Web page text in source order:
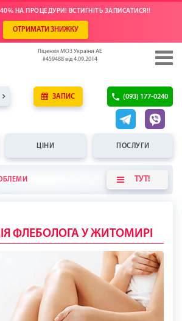
НА ПРОЦЕДУРИ! ВСТИГНІТЬ ЗАПИСАТИСЯ!!
ОТРИМАТИ ЗНИЖКУ
Ліцензія МОЗ України АЕ
#459488 від 4.09.2014
ЗАПИС (093) 177-0240
ЦІНИ ПОСЛУГИ
ТУТ!
ФЛЕБОЛОГА У ЖИТОМИРІ